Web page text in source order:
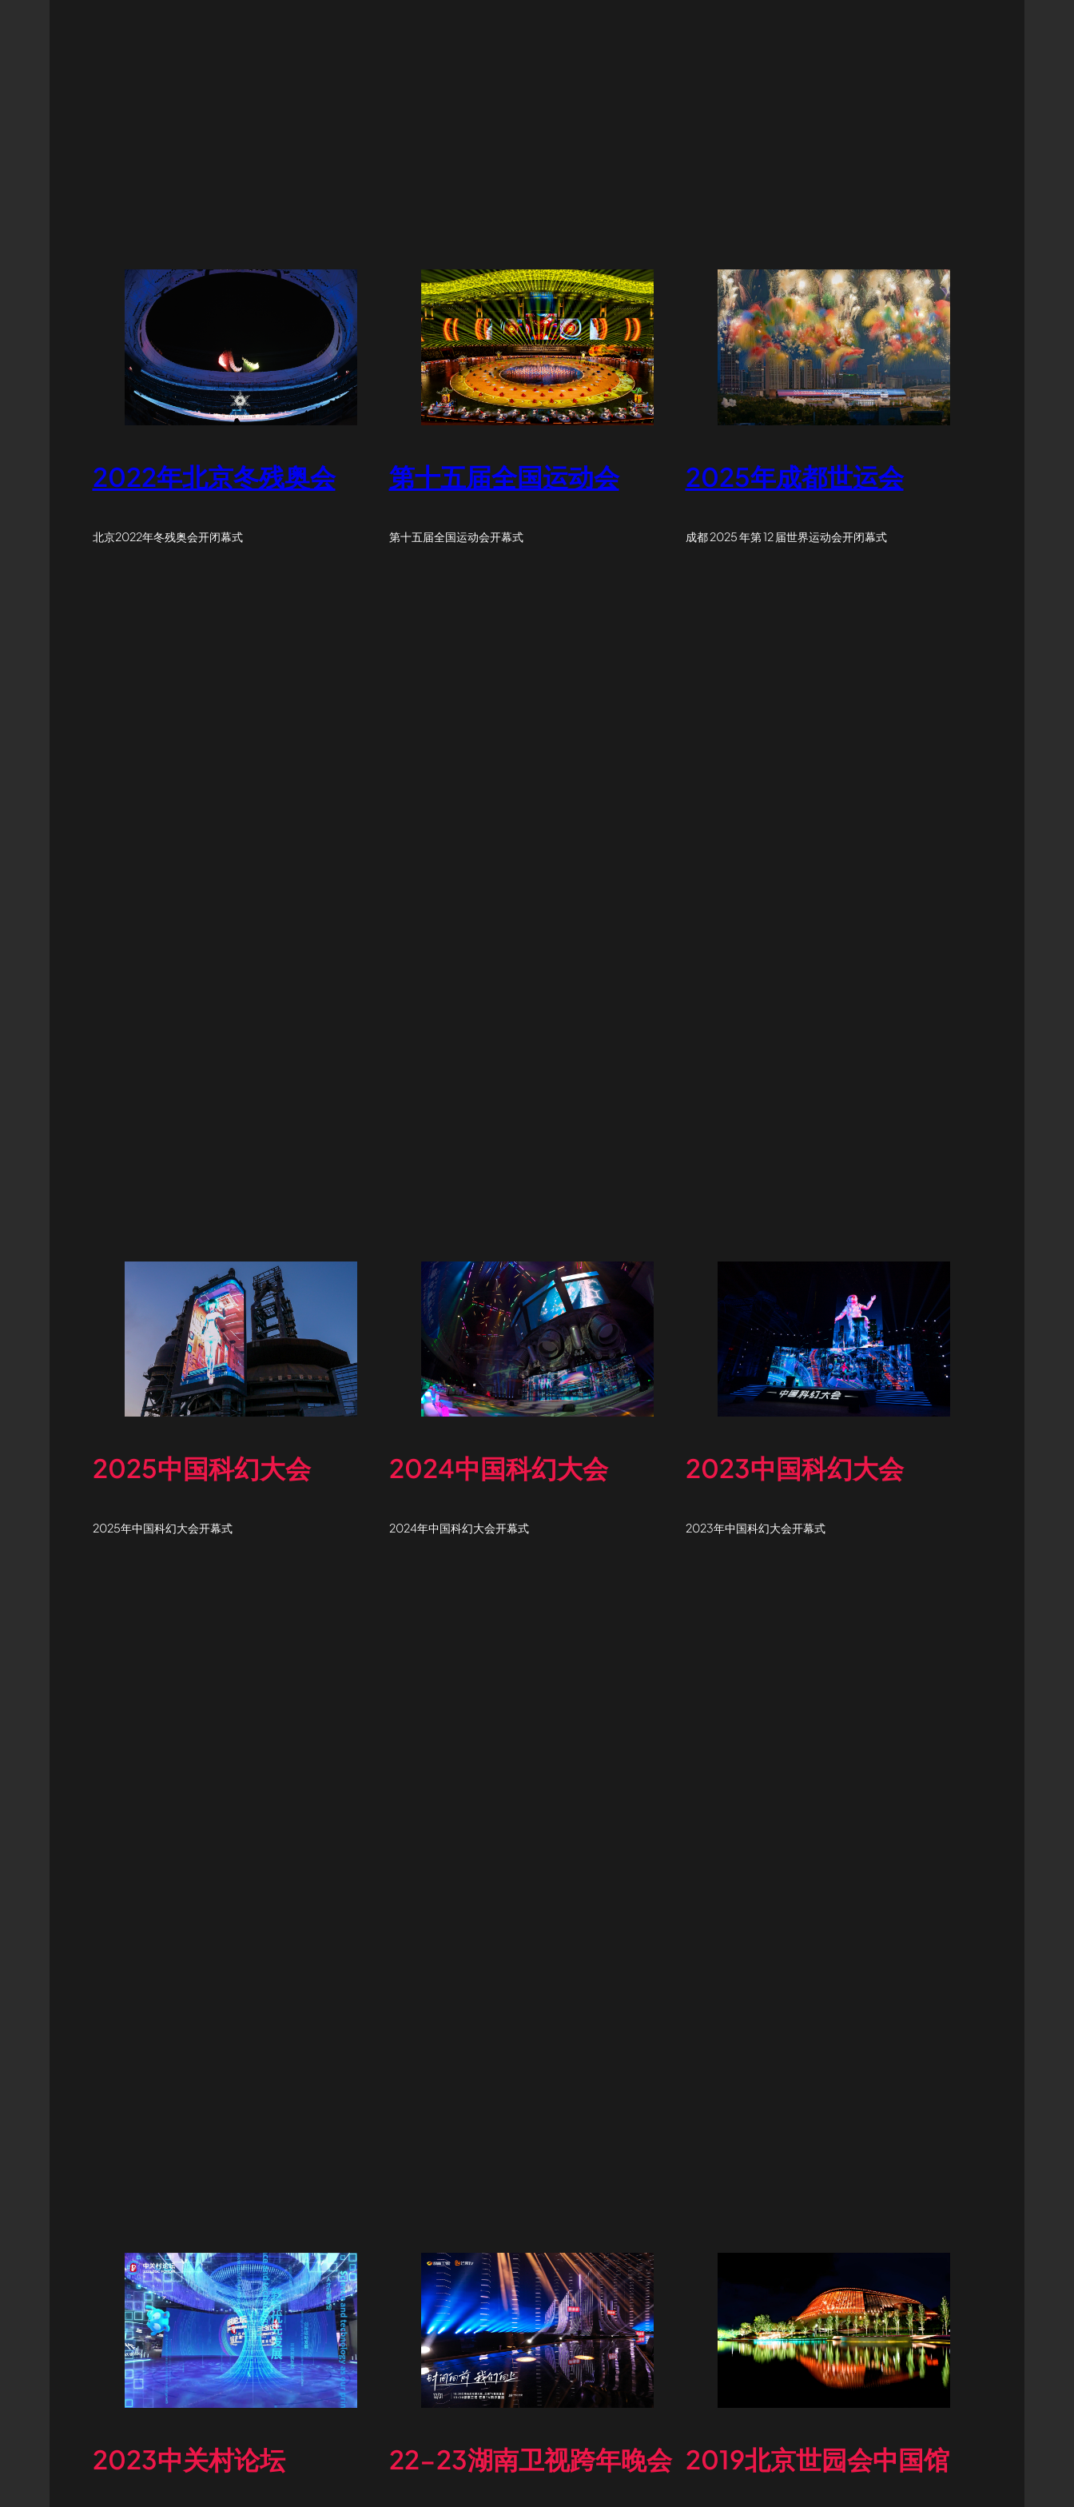
2022年北京冬残奥会
北京2022年冬残奥会开闭幕式
第十五届全国运动会
第十五届全国运动会开幕式
2025年成都世运会
成都 2025 年第 12 届世界运动会开闭幕式
2025中国科幻大会
2025年中国科幻大会开幕式
2024中国科幻大会
2024年中国科幻大会开幕式
2023中国科幻大会
2023年中国科幻大会开幕式
2023中关村论坛 22-23湖南卫视跨年晚会 2019北京世园会中国馆